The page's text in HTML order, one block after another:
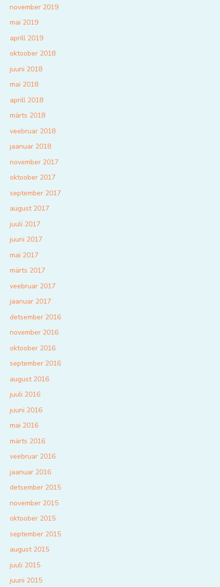
november 2019
mai 2019
aprill 2019
oktoober 2018
juuni 2018
mai 2018
aprill 2018
märts 2018
veebruar 2018
jaanuar 2018
november 2017
oktoober 2017
september 2017
august 2017
juuli 2017
juuni 2017
mai 2017
märts 2017
veebruar 2017
jaanuar 2017
detsember 2016
november 2016
oktoober 2016
september 2016
august 2016
juuli 2016
juuni 2016
mai 2016
märts 2016
veebruar 2016
jaanuar 2016
detsember 2015
november 2015
oktoober 2015
september 2015
august 2015
juuli 2015
juuni 2015